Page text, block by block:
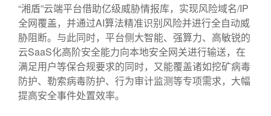
“湘盾”云端平台借助亿级威胁情报库，实现风险域名/IP
全网覆盖，并通过AI算法精准识别风险并进行全自动威
胁阻断。与此同时，平台侧大智能、强算力、高敏锐的
云SaaS化高阶安全能力向本地安全网关进行输送，在
满足用户等保合规要求的同时，又能覆盖诸如挖矿病毒
防护、勒索病毒防护、行为审计监测等专项需求，大幅
提高安全事件处置效率。